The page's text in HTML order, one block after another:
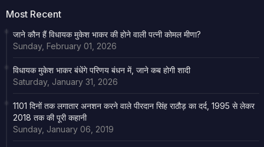
Most Recent
जाने कौन हैं विधायक मुकेश भाकर की होने वाली पत्नी कोमल मीणा?
Sunday, February 01, 2026
विधायक मुकेश भाकर बंधेंगे परिणय बंधन में, जाने कब होगी शादी
Saturday, January 31, 2026
1101 दिनों तक लगातार अनशन करने वाले पीरदान सिंह राठौड़ का दर्द, 1995 से लेकर
2018 तक की पूरी कहानी
Sunday, January 06, 2019